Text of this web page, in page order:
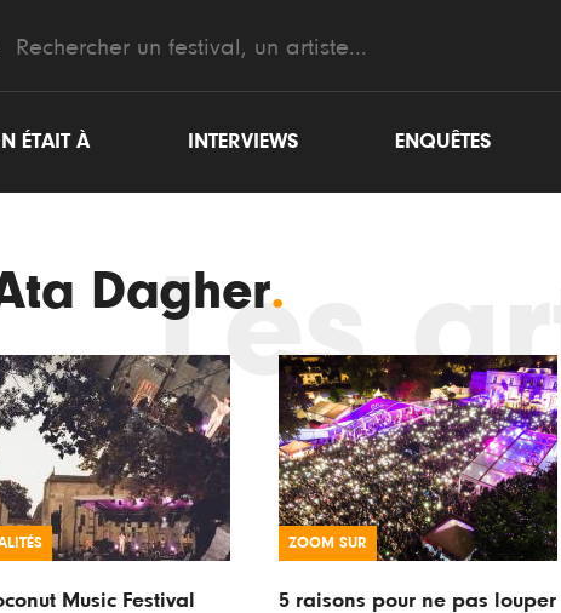
ÉTAIT À INTERVIEWS ENQUÊTES
Dagher.
Les
Music Festival
ZOOM SUR
5 raisons pour ne pas louper